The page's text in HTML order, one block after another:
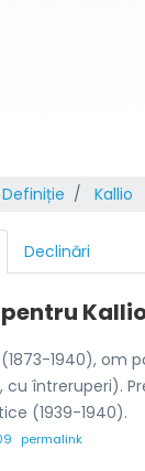
Definiție Kallio
Declinări
(1873-1940), om
cu întreruperi).
(1939-1940).
permalink